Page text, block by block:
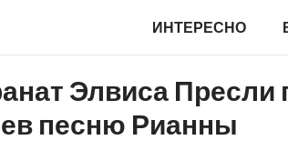
ИНТЕРЕСНО
Элвиса
песню Рианны